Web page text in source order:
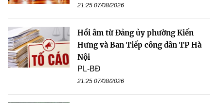
21:25 07/08/2026
Hồi âm từ Đảng ủy phường Kiến
Hưng và Ban Tiếp công dân TP Hà
Nội
PL-BĐ
21:25 07/08/2026